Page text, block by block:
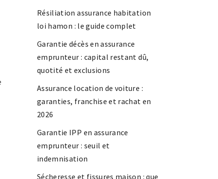
Résiliation assurance habitation
loi hamon : le guide complet
Garantie décès en assurance
emprunteur : capital restant dû,
quotité et exclusions
Assurance location de voiture :
garanties, franchise et rachat en
2026
Garantie IPP en assurance
emprunteur : seuil et
indemnisation
Sécheresse et fissures maison : que